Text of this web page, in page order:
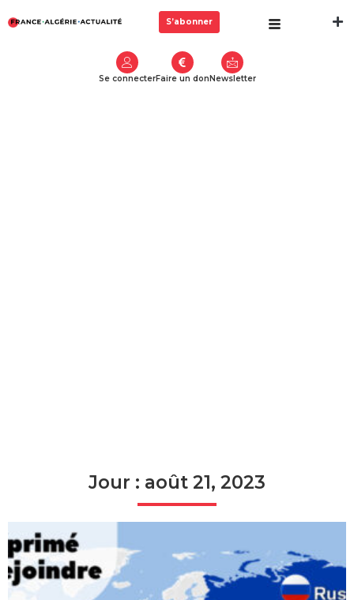
S’abonner
Se connecterFaire un donNewsletter
Jour : août 21, 2023